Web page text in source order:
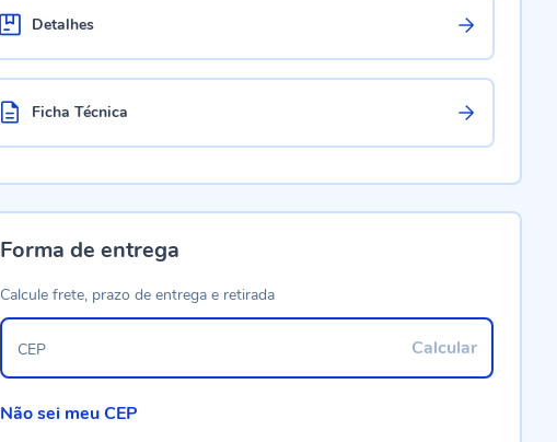
Detalhes
Ficha Técnica
Forma de entrega
Calcule frete, prazo de entrega e retirada
Calcular
CEP
Não sei meu CEP